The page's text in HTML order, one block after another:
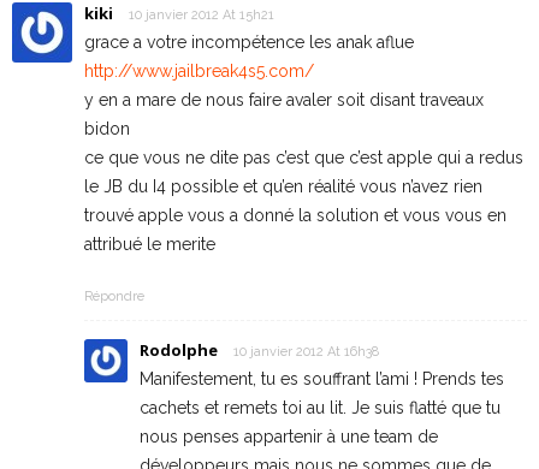
kiki 10 janvier 2012 At 15h21
grace a votre incompétence les anak aflue
http://www.jailbreak4s5.com/
y en a mare de nous faire avaler soit disant traveaux
bidon
ce que vous ne dite pas c’est que c’est apple qui a redus
le JB du I4 possible et qu’en réalité vous n’avez rien
trouvé apple vous a donné la solution et vous vous en
attribué le merite
Répondre
Rodolphe 10 janvier 2012 At 16h38
Manifestement, tu es souffrant l’ami ! Prends tes
cachets et remets toi au lit. Je suis flatté que tu
nous penses appartenir à une team de
développeurs mais nous ne sommes que de